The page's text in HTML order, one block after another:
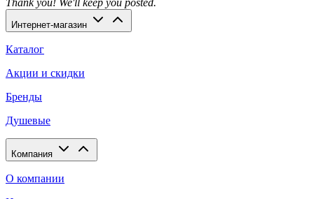
Thank you! We'll keep you posted.
Интернет-магазин
Каталог
Акции и скидки
Бренды
Душевые
Компания
О компании